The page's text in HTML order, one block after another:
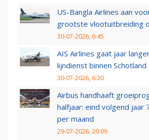
US-Bangla Airlines aan
grootste vlootuitbreiding
30-07-2026, 6:45
AIS Airlines gaat jaar
lijndienst binnen Schotland
30-07-2026, 6:30
Airbus handhaaft
halfjaar: eind volgend jaar
per maand
29-07-2026, 20:09